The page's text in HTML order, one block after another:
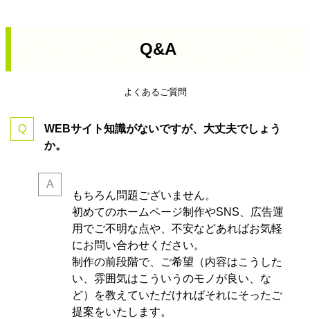
Q&A
よくあるご質問
WEBサイト知識がないですが、大丈夫でしょう
か。
もちろん問題ございません。
初めてのホームページ制作やSNS、広告運
用でご不明な点や、不安などあればお気軽
にお問い合わせください。
制作の前段階で、ご希望（内容はこうした
い、雰囲気はこういうのモノが良い、な
ど）を教えていただければそれにそったご
提案をいたします。